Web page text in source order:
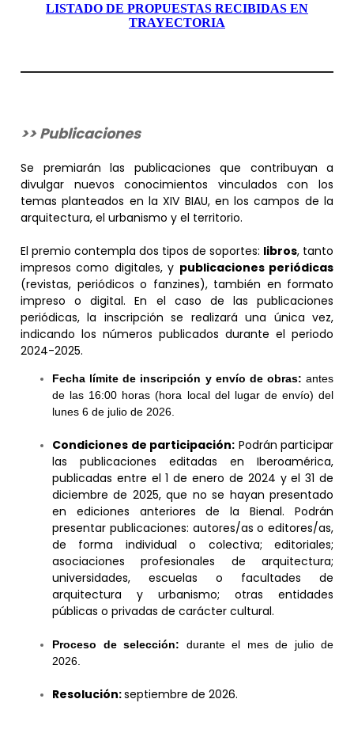
LISTADO DE PROPUESTAS RECIBIDAS EN
TRAYECTORIA
>> Publicaciones
Se premiarán las publicaciones que contribuyan a
divulgar nuevos conocimientos vinculados con los
temas planteados en la XIV BIAU, en los campos de la
arquitectura, el urbanismo y el territorio.
El premio contempla dos tipos de soportes: libros, tanto
impresos como digitales, y publicaciones periódicas
(revistas, periódicos o fanzines), también en formato
impreso o digital. En el caso de las publicaciones
periódicas, la inscripción se realizará una única vez,
indicando los números publicados durante el periodo
2024-2025.
Fecha límite de inscripción y envío de obras: antes
de las 16:00 horas (hora local del lugar de envío) del
lunes 6 de julio de 2026.
Condiciones de participación: Podrán participar
las publicaciones editadas en Iberoamérica,
publicadas entre el 1 de enero de 2024 y el 31 de
diciembre de 2025, que no se hayan presentado
en ediciones anteriores de la Bienal. Podrán
presentar publicaciones: autores/as o editores/as,
de forma individual o colectiva; editoriales;
asociaciones profesionales de arquitectura;
universidades, escuelas o facultades de
arquitectura y urbanismo; otras entidades
públicas o privadas de carácter cultural.
Proceso de selección: durante el mes de julio de
2026.
Resolución:septiembre de 2026.